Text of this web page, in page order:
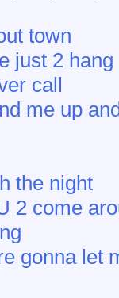
town
just 2
call
me up
the night
2 come
gonna let